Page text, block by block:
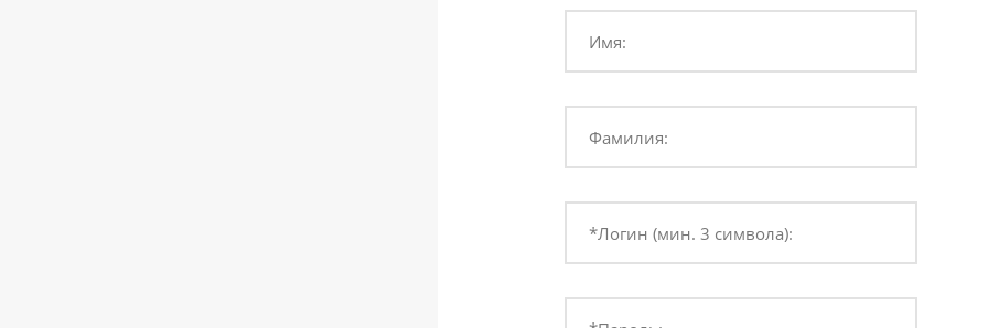
Имя:
Фамилия:
*Логин (мин. 3 символа):